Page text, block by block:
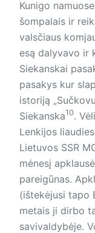
Kunigo
šompalais ir
valsčiaus
esą dalyvavo ir
Siekanskai
pasakys kur
istoriją
Siekanska10.
Lenkijos
Lietuvos SSR
mėnesį
pareigūnas.
(ištekėjusi tapo
metais ji dirbo
savivaldybėje.